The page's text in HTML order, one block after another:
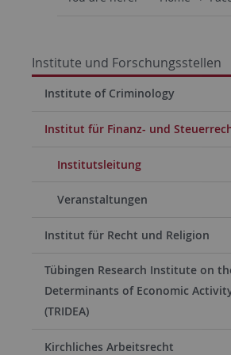
Institute und Forschungsstellen
Institute of Criminology
Institut für Finanz- und
Institutsleitung
Veranstaltungen
Institut für Recht und Religion
Tübingen Research Institute on
Determinants of Economic
(TRIDEA)
Kirchliches Arbeitsrecht